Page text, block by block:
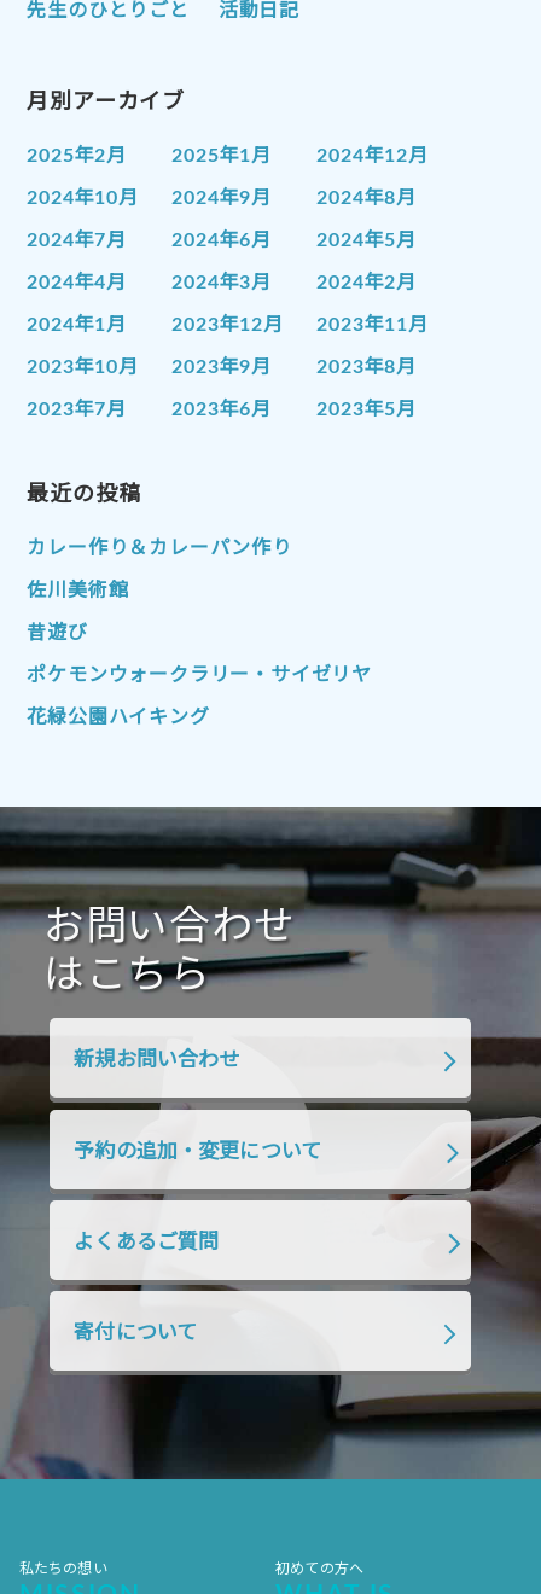
先生のひとりごと 活動日記
月別アーカイブ
2025年2月 2025年1月 2024年12月
2024年10月 2024年9月 2024年8月
2024年7月 2024年6月 2024年5月
2024年4月 2024年3月 2024年2月
2024年1月 2023年12月 2023年11月
2023年10月 2023年9月 2023年8月
2023年7月 2023年6月 2023年5月
2023年1月
2022年10月 2022年9月
2022年7月
2022年4月
2022年1月 2021年12月 2021年11月
2021年10月 2021年9月
2021年1月 2020年12月 2020年11月
2020年10月 2020年9月 2020年8月
2020年7月 2020年6月 2020年5月
2020年4月 2020年3月 2020年2月
2019年10月 2019年9月
2019年4月
2018年7月 2018年6月
2018年4月 2018年3月 2018年2月
2018年1月 2017年12月
2017年10月 2017年9月 2017年8月
2017年5月
2017年4月
最近の投稿
カレー作り＆カレーパン作り
佐川美術館
昔遊び
ポケモンウォークラリー・サイゼリヤ
花緑公園ハイキング
お問い合わせ
はこちら
新規お問い合わせ
予約の追加・変更について
よくあるご質問
寄付について
私たちの想い 初めての方へ